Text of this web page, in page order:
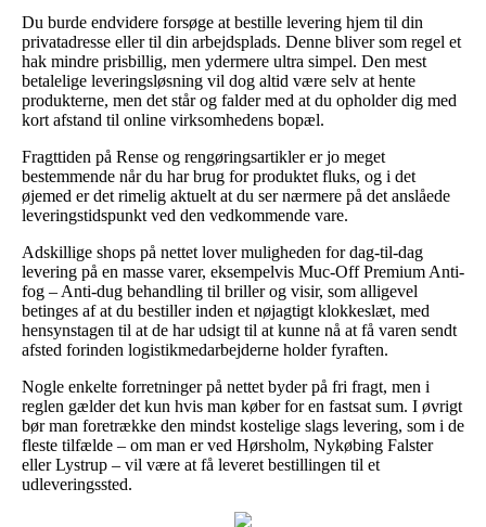
Du burde endvidere forsøge at bestille levering hjem til din
privatadresse eller til din arbejdsplads. Denne bliver som regel et
hak mindre prisbillig, men ydermere ultra simpel. Den mest
betalelige leveringsløsning vil dog altid være selv at hente
produkterne, men det står og falder med at du opholder dig med
kort afstand til online virksomhedens bopæl.
Fragttiden på Rense og rengøringsartikler er jo meget
bestemmende når du har brug for produktet fluks, og i det
øjemed er det rimelig aktuelt at du ser nærmere på det anslåede
leveringstidspunkt ved den vedkommende vare.
Adskillige shops på nettet lover muligheden for dag-til-dag
levering på en masse varer, eksempelvis Muc-Off Premium Anti-
fog – Anti-dug behandling til briller og visir, som alligevel
betinges af at du bestiller inden et nøjagtigt klokkeslæt, med
hensynstagen til at de har udsigt til at kunne nå at få varen sendt
afsted forinden logistikmedarbejderne holder fyraften.
Nogle enkelte forretninger på nettet byder på fri fragt, men i
reglen gælder det kun hvis man køber for en fastsat sum. I øvrigt
bør man foretrække den mindst kostelige slags levering, som i de
fleste tilfælde – om man er ved Hørsholm, Nykøbing Falster
eller Lystrup – vil være at få leveret bestillingen til et
udleveringssted.